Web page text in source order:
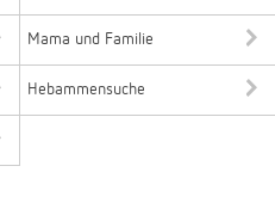
Mama und Familie
Hebammensuche